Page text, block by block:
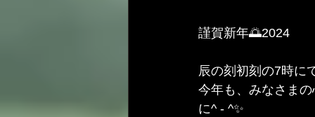
謹賀新年🌅2024
辰の刻初刻の7時に
今年も、みなさま
に^ - ^✨